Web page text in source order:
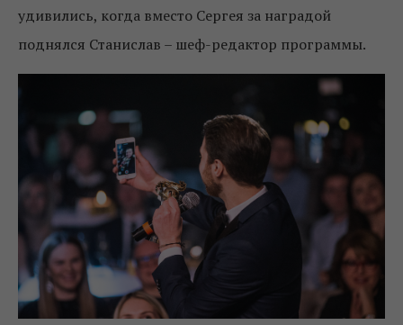
удивились, когда вместо Сергея за наградой
поднялся Станислав – шеф-редактор программы.